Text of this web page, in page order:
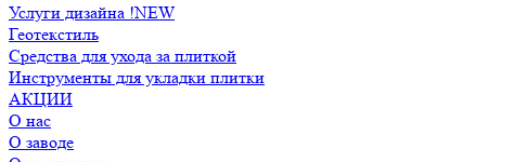
Услуги дизайна !NEW
Геотекстиль
Средства для ухода за плиткой
Инструменты для укладки плитки
АКЦИИ
О нас
О заводе